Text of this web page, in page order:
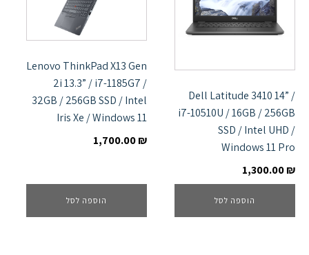
Dell Latitude 3410 14” /
i7-10510U / 16GB / 256GB
SSD / Intel UHD /
Windows 11 Pro
1,300.00₪
הוספה לסל
Lenovo ThinkPad X13 Gen
2i 13.3” / i7-1185G7 /
32GB / 256GB SSD / Intel
Iris Xe / Windows 11
1,700.00₪
הוספה לסל